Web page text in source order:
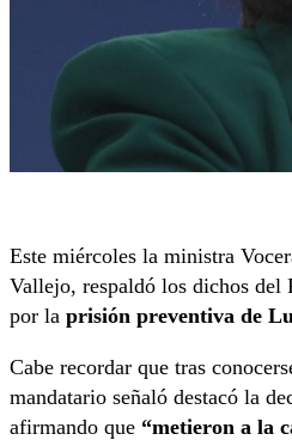
Este miércoles la ministra
Vallejo, respaldó los dichos del
por la prisión preventiva de
Cabe recordar que tras
mandatario señaló destacó la
afirmando que “metieron a la